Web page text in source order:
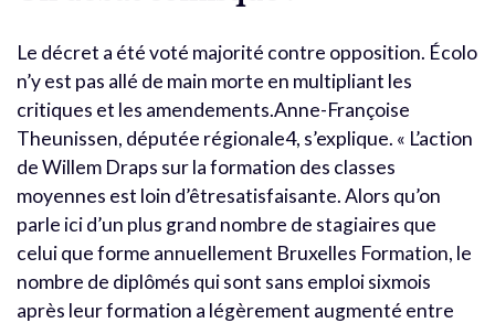
Le décret a été voté majorité contre opposition. Écolo
n’y est pas allé de main morte en multipliant les
critiques et les amendements.Anne-Françoise
Theunissen, députée régionale4, s’explique. « L’action
de Willem Draps sur la formation des classes
moyennes est loin d’êtresatisfaisante. Alors qu’on
parle ici d’un plus grand nombre de stagiaires que
celui que forme annuellement Bruxelles Formation, le
nombre de diplômés qui sont sans emploi sixmois
après leur formation a légèrement augmenté entre